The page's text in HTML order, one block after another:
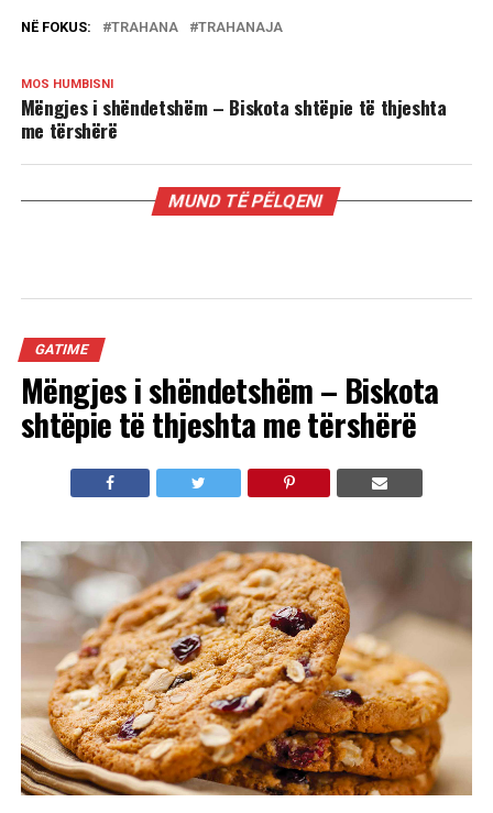
NË FOKUS: TRAHANA TRAHANAJA
MOS HUMBISNI
Mëngjes i shëndetshëm – Biskota shtëpie të thjeshta
me tërshërë
MUND TË PËLQENI
GATIME
Mëngjes i shëndetshëm – Biskota
shtëpie të thjeshta me tërshërë